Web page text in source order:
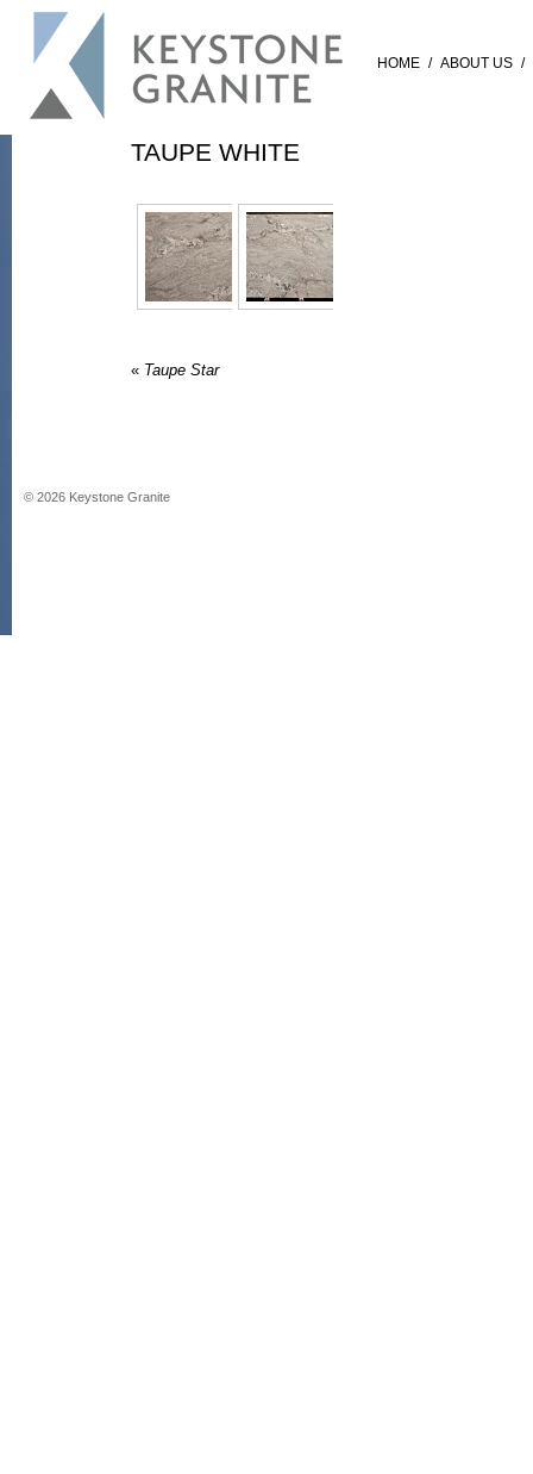
HOME / ABOUT US /
TAUPE WHITE
« Taupe Star
© 2026 Keystone Granite